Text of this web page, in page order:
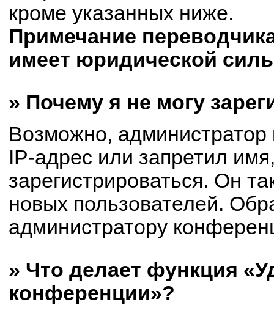
кроме указанных ниже.
Примечание
имеет юридической
» Почему я не могу
Возможно,
IP-адрес или запретил
зарегистрироваться. Он
новых пользователей.
администратору
» Что делает функция
конференции»?